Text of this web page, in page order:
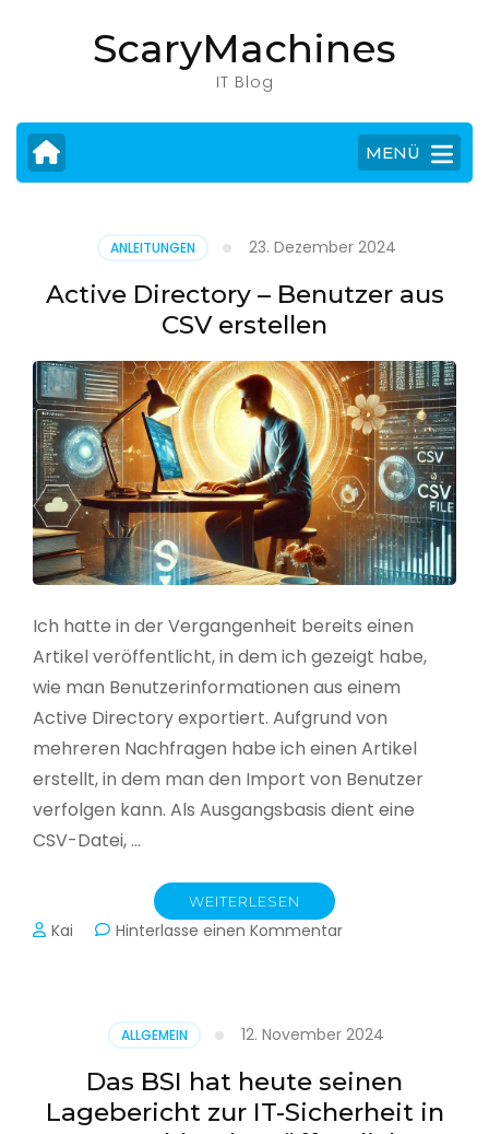
drücken)
ScaryMachines
IT Blog
MENÜ
ANLEITUNGEN 23. Dezember 2024
Active Directory – Benutzer aus
CSV erstellen
Ich hatte in der Vergangenheit bereits einen
Artikel veröffentlicht, in dem ich gezeigt habe,
wie man Benutzerinformationen aus einem
Active Directory exportiert. Aufgrund von
mehreren Nachfragen habe ich einen Artikel
erstellt, in dem man den Import von Benutzer
verfolgen kann. Als Ausgangsbasis dient eine
CSV-Datei, …
WEITERLESEN
Kai Hinterlasse einen Kommentarzu
aus
CSV
erstellen
ALLGEMEIN 12. November 2024
Das BSI hat heute seinen
Lagebericht zur IT-Sicherheit in